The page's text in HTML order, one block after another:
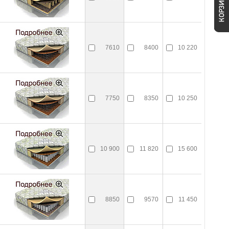
7610 8400 10 220
7750 8350 10 250
10 900 11 820 15 600
8850 9570 11 450